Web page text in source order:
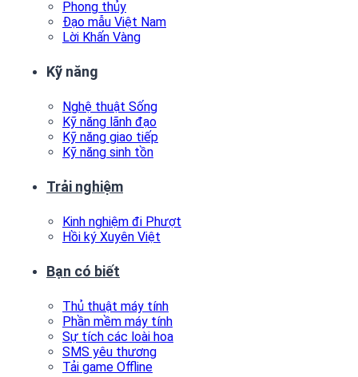
Phong thủy
Đạo mẫu Việt Nam
Lời Khấn Vàng
Kỹ năng
Nghệ thuật Sống
Kỹ năng lãnh đạo
Kỹ năng giao tiếp
Kỹ năng sinh tồn
Trải nghiệm
Kinh nghiệm đi Phượt
Hồi ký Xuyên Việt
Bạn có biết
Thủ thuật máy tính
Phần mềm máy tính
Sự tích các loài hoa
SMS yêu thương
Tải game Offline